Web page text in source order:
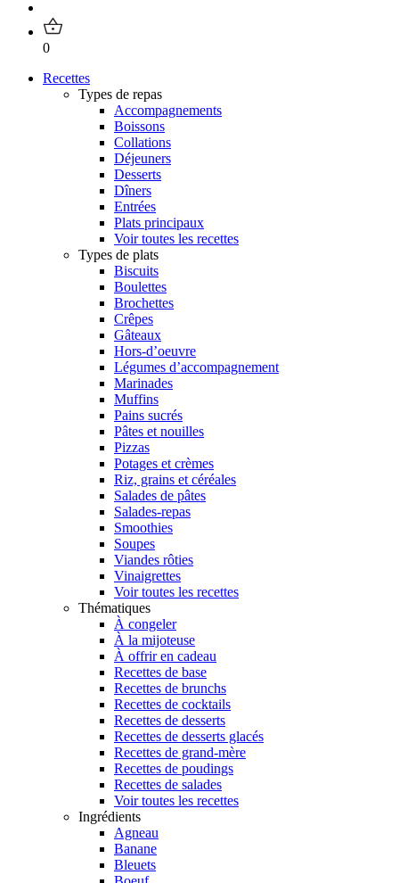
0
Recettes
Types de repas
Accompagnements
Boissons
Collations
Déjeuners
Desserts
Dîners
Entrées
Plats principaux
Voir toutes les recettes
Types de plats
Biscuits
Boulettes
Brochettes
Crêpes
Gâteaux
Hors-d’oeuvre
Légumes d’accompagnement
Marinades
Muffins
Pains sucrés
Pâtes et nouilles
Pizzas
Potages et crèmes
Riz, grains et céréales
Salades de pâtes
Salades-repas
Smoothies
Soupes
Viandes rôties
Vinaigrettes
Voir toutes les recettes
Thématiques
À congeler
À la mijoteuse
À offrir en cadeau
Recettes de base
Recettes de brunchs
Recettes de cocktails
Recettes de desserts
Recettes de desserts glacés
Recettes de grand-mère
Recettes de poudings
Recettes de salades
Voir toutes les recettes
Ingrédients
Agneau
Banane
Bleuets